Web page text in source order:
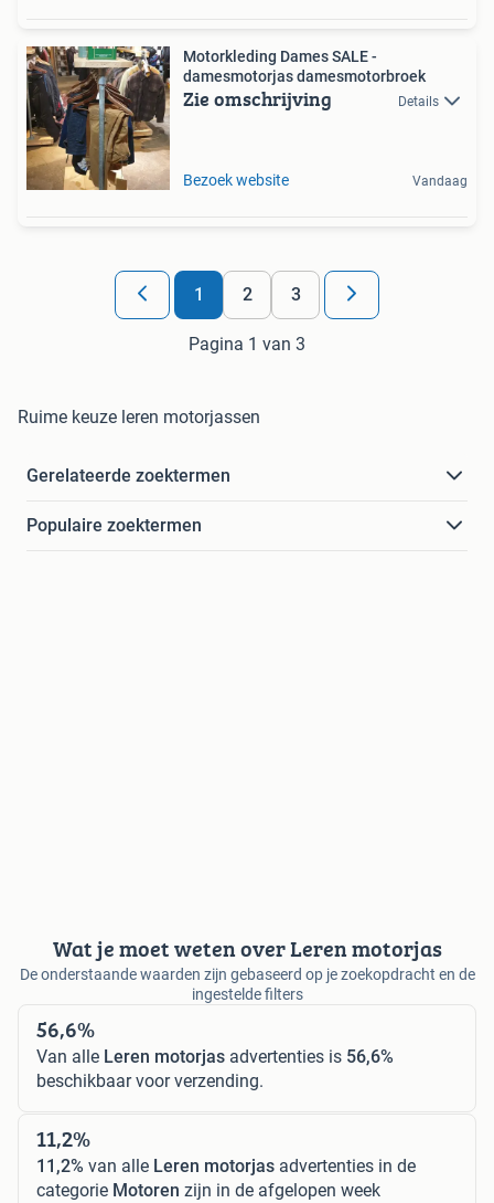
Motorkleding Dames SALE -
damesmotorjas damesmotorbroek
Zie omschrijving Details
Bezoek website Vandaag
1 2 3
Pagina 1 van 3
Ruime keuze leren motorjassen
Gerelateerde zoektermen
Populaire zoektermen
Wat je moet weten over Leren motorjas
De onderstaande waarden zijn gebaseerd op je zoekopdracht en de
ingestelde filters
56,6%
Van alle Leren motorjas advertenties is 56,6%
beschikbaar voor verzending.
11,2%
11,2% van alle Leren motorjas advertenties in de
categorie Motoren zijn in de afgelopen week